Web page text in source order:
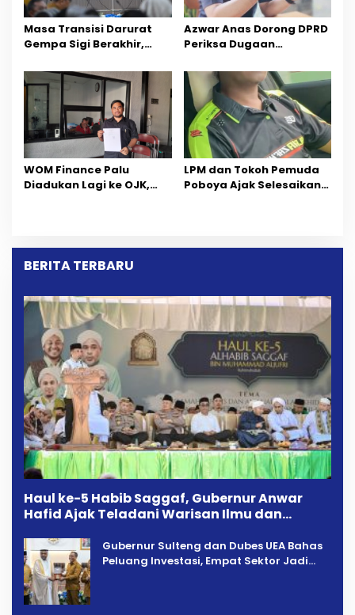
Masa Transisi Darurat
Gempa Sigi Berakhir,
Percepatan Pemulihan
Azwar Anas Dorong DPRD
Periksa Dugaan
Wilayah Tambang PT
CPM
‎WOM Finance Palu
Diadukan Lagi ke OJK,
Dipersoalkan ‎
LPM dan Tokoh Pemuda
Poboya Ajak Selesaikan
BERITA TERBARU
Haul ke-5 Habib Saggaf, Gubernur Anwar
Hafid Ajak Teladani Warisan Ilmu dan
Gubernur Sulteng dan Dubes UEA Bahas
Peluang Investasi, Empat Sektor Jadi